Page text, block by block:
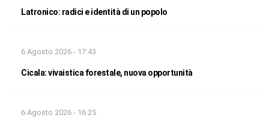
Latronico: radici e identità di un popolo
6 Agosto 2026 - 17:43
Cicala: vivaistica forestale, nuova opportunità
6 Agosto 2026 - 16:25